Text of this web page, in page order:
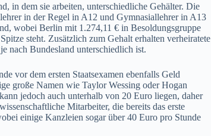
in dem sie arbeiten, unterschiedliche Gehälter. Die
in der Regel in A12 und Gymnasiallehrer in A13
wobei Berlin mit 1.274,11 € in Besoldungsgruppe
steht. Zusätzlich zum Gehalt erhalten verheiratete
nach Bundesland unterschiedlich ist.
vor dem ersten Staatsexamen ebenfalls Geld
große Namen wie Taylor Wessing oder Hogan
jedoch auch unterhalb von 20 Euro liegen, daher
Mitarbeiter, die bereits das erste
einige Kanzleien sogar über 40 Euro pro Stunde